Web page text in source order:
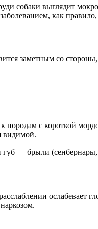
собаки выглядит
как
заметным со
породам с короткой
видимой.
— брыли
ослабевает